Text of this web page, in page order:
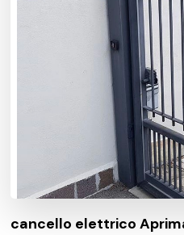
cancello elettrico